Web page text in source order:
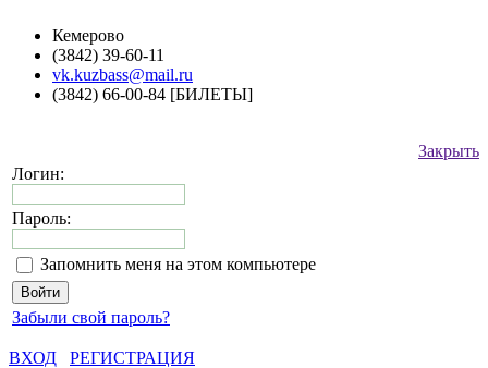
Кемерово
(3842) 39-60-11
vk.kuzbass@mail.ru
(3842) 66-00-84 [БИЛЕТЫ]
Закрыть
Логин:
Пароль:
Запомнить меня на этом компьютере
Забыли свой пароль?
ВХОД
РЕГИСТРАЦИЯ